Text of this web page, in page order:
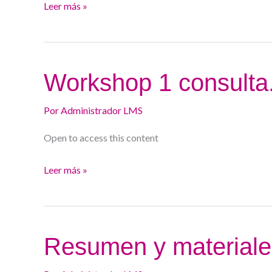
Leer más »
Workshop 1
PorAdministrador LMS
Open to access this content
Workshop
1
consulta.
Leer más »
Resumen y
Resumen
y